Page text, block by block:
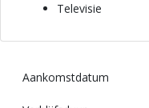
Televisie
Aankomstdatum